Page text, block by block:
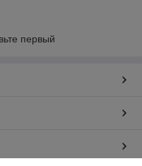
первый